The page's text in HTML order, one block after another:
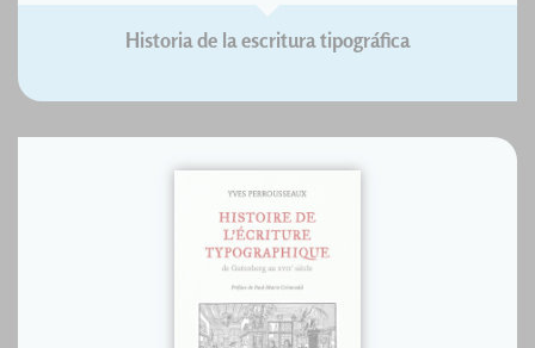
Historia de la escritura tipográfica